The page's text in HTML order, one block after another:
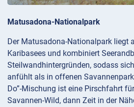
Matusadona-Nationalpark
Der Matusadona-Nationalpark liegt
Karibasees und kombiniert
Steilwandhintergründen, sodass
anfühlt als in offenen
Do”-Mischung ist eine Pirschfahrt
Savannen-Wild, dann Zeit in der